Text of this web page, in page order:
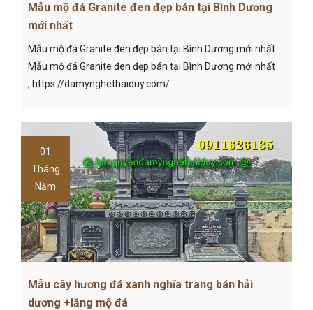
Mẫu mộ đá Granite đen đẹp bán tại Bình Dương
mới nhất
Mẫu mộ đá Granite đen đẹp bán tại Bình Dương mới nhất
Mẫu mộ đá Granite đen đẹp bán tại Bình Dương mới nhất
, https://damynghethaiduy.com/ ...
01
Tháng
Năm
Mẫu cây hương đá xanh nghĩa trang bán hải
dương +lăng mộ đá